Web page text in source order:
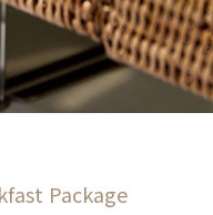
Package